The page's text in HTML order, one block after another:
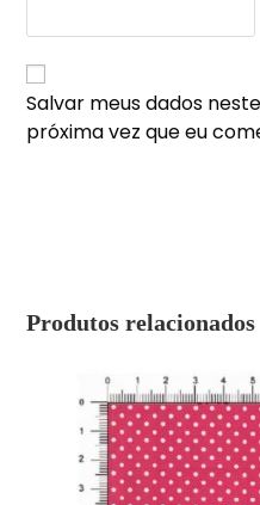
Salvar meus dados
próxima vez que eu
Produtos relacionados